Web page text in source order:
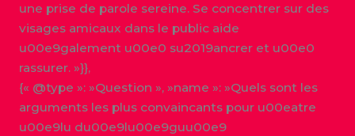
une prise de parole sereine. Se concentrer sur des
visages amicaux dans le public aide
u00e9galement u00e0 su2019ancrer et u00e0
rassurer. »}},
{« @type »: »Question », »name »: »Quels sont les
arguments les plus convaincants pour u00eatre
u00e9lu du00e9lu00e9guu00e9